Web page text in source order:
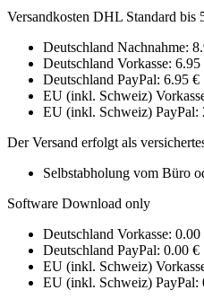
Versandkosten DHL Standard bis
Deutschland Nachnahme:
Deutschland Vorkasse: 6.95
Deutschland PayPal: 6.95 €
EU (inkl. Schweiz)
EU (inkl. Schweiz) PayPal:
Der Versand erfolgt als
Selbstabholung vom Büro
Software Download only
Deutschland Vorkasse: 0.00
Deutschland PayPal: 0.00 €
EU (inkl. Schweiz)
EU (inkl. Schweiz) PayPal: